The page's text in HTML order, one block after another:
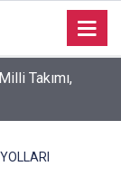
Takımı,